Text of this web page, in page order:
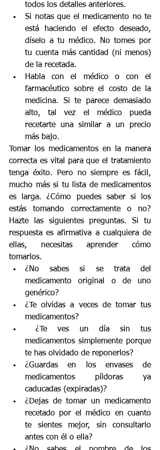
todos los detalles anteriores.
Si notas que el medicamento no te
está haciendo el efecto deseado,
díselo a tu médico. No tomes por
tu cuenta más cantidad (ni menos)
de la recetada.
Habla con el médico o con el
farmacéutico sobre el costo de la
medicina. Si te parece demasiado
alto, tal vez el médico pueda
recetarte una similar a un precio
más bajo.
Tomar los medicamentos en la manera
correcta es vital para que el tratamiento
tenga éxito. Pero no siempre es fácil,
mucho más si tu lista de medicamentos
es larga. ¿Cómo puedes saber si los
estás tomando correctamente o no?
Hazte las siguientes preguntas. Si tu
respuesta es afirmativa a cualquiera de
ellas, necesitas aprender cómo
tomarlos.
¿No sabes si se trata del
medicamento original o de uno
genérico?
¿Te olvidas a veces de tomar tus
medicamentos?
medicamentos simplemente porque
te has olvidado de reponerlos?
¿Guardas en los envases de
medicamentos píldoras ya
caducadas (expiradas)?
¿Dejas de tomar un medicamento
recetado por el médico en cuanto
te sientes mejor, sin consultarlo
antes con él o ella?